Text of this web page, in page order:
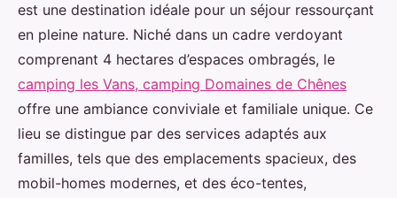
est une destination idéale pour un séjour ressourçant
en pleine nature. Niché dans un cadre verdoyant
comprenant 4 hectares d’espaces ombragés, le
camping les Vans, camping Domaines de Chênes
offre une ambiance conviviale et familiale unique. Ce
lieu se distingue par des services adaptés aux
familles, tels que des emplacements spacieux, des
mobil-homes modernes, et des éco-tentes,